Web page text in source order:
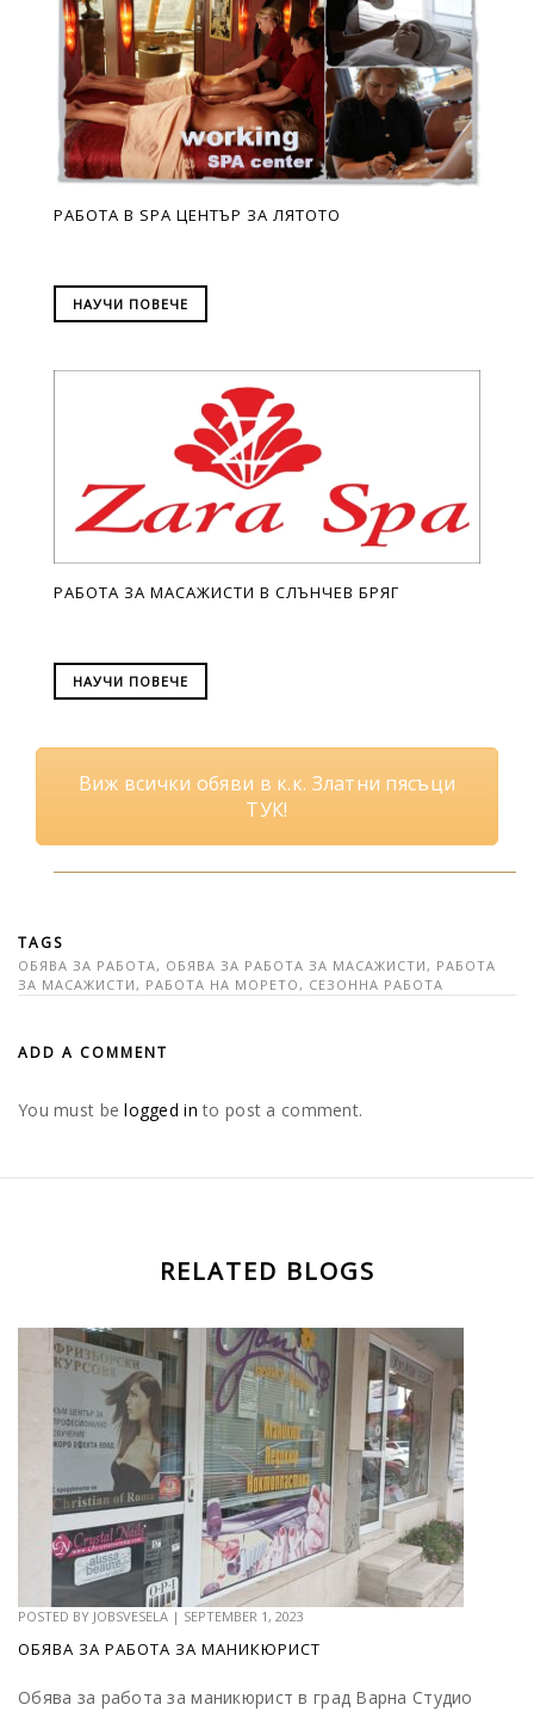
РАБОТА В SPA ЦЕНТЪР ЗА ЛЯТОТО
НАУЧИ ПОВЕЧЕ
РАБОТА ЗА МАСАЖИСТИ В СЛЪНЧЕВ БРЯГ
НАУЧИ ПОВЕЧЕ
Виж всички обяви в к.к. Златни пясъци
ТУК!
TAGS
ОБЯВА ЗА РАБОТА, ОБЯВА ЗА РАБОТА ЗА МАСАЖИСТИ , РАБОТА
ЗА МАСАЖИСТИ , РАБОТА НА МОРЕТО , СЕЗОННА РАБОТА
ADD A COMMENT
You must belogged in to post a comment.
RELATED BLOGS
POSTED BY JOBSVESELA | SEPTEMBER 1, 2023
ОБЯВА ЗА РАБОТА ЗА МАНИКЮРИСТ
Обява за работа за маникюрист в град Варна Студио